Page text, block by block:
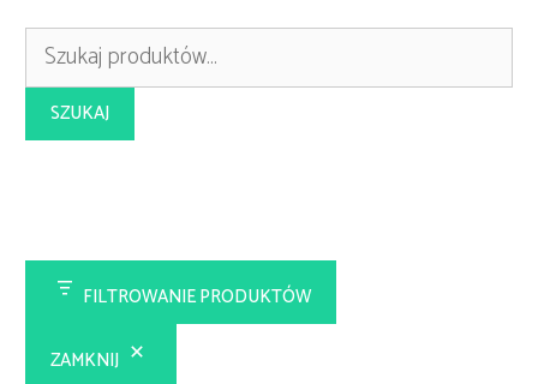
Szukaj:
SZUKAJ
FILTROWANIE PRODUKTÓW
ZAMKNIJ